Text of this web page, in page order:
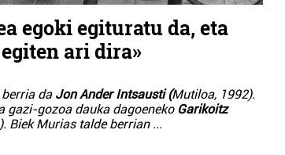
egoki egituratu da, eta
ari dira»
da Jon Ander Intsausti (Mutiloa, 1992).
gazi-gozoa dauka dagoeneko Garikoitz
Biek Murias talde berrian ...